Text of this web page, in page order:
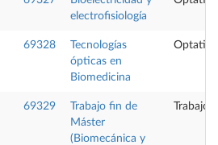
electrofisiología
69328
Tecnologías
ópticas en
Biomedicina
Optativa
69329
Trabajo fin de
Máster
(Biomecánica y
Trabajo